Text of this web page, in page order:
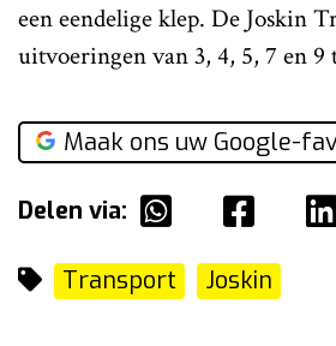
een eendelige klep. De Joskin
uitvoeringen van 3, 4, 5, 7 en 9
Maak ons uw Google-
Delen via:
Transport Joskin